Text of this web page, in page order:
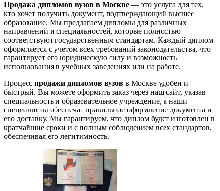
Продажа дипломов вузов в Москве — это услуга для тех,
кто хочет получить документ, подтверждающий высшее
образование. Мы предлагаем дипломы для различных
направлений и специальностей, которые полностью
соответствуют государственным стандартам. Каждый диплом
оформляется с учетом всех требований законодательства, что
гарантирует его юридическую силу и возможность
использования в учебных заведениях или на работе.
Процесс продажи дипломов вузов в Москве удобен и
быстрый. Вы можете оформить заказ через наш сайт, указав
специальность и образовательное учреждение, а наши
специалисты обеспечат правильное оформление документа и
его доставку. Мы гарантируем, что диплом будет изготовлен в
кратчайшие сроки и с полным соблюдением всех стандартов,
обеспечивая его легитимность.